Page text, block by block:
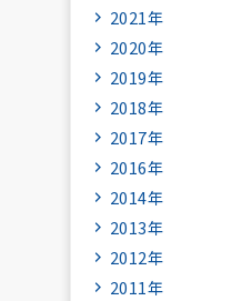
2021年
2020年
2019年
2018年
2017年
2016年
2014年
2013年
2012年
2011年